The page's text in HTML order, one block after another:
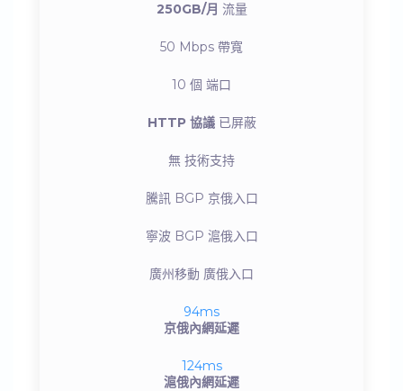
250GB/月 流量
50 Mbps 帶寬
10 個 端口
HTTP 協議已屏蔽
無 技術支持
騰訊 BGP 京俄入口
寧波 BGP 滬俄入口
廣州移動 廣俄入口
94ms
京俄內網延遲
124ms
滬俄內網延遲